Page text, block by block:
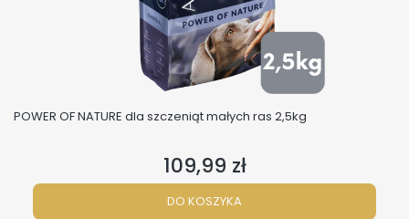
POWER OF NATURE dla szczeniąt małych ras 2,5kg
Cena
109,99 zł
DO KOSZYKA